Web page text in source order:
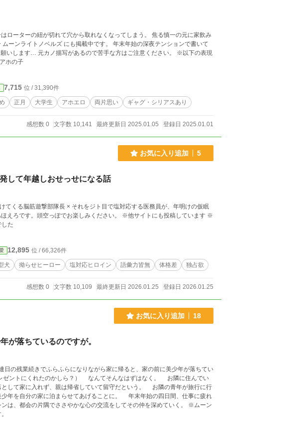
ローターの紐が切れて穴から取れなくなってしまう。 焦る慎一の元に家飲み
ください。 ※以下の表現
ホの子
7,715 位 / 31,390件
正月 大学生 アホエロ 両片思い ギャグ・シリアスあり
感想数 0 文字数 10,141 最終更新日 2025.01.05 登録日 2025.01.01
お気に入り追加 5
して年越しおせっせになる話
てくる脳筋遊撃部隊長 × それをジト目で塩対応する医務員が、年明けの仮眠
ぽでお楽しみください。 ※他サイトにも投稿しています ※
た
12,895 位 / 66,326件
犬 拗らせヒーロー 塩対応ヒロイン 語彙力皆無 体格差 独占欲
感想数 0 文字数 10,109 最終更新日 2026.01.25 登録日 2026.01.25
お気に入り追加 18
が落ちているのですが。
の残業続きでふらふらになりながら家に帰ると、家の前に美少年が落ちてい
として家に入れず、親は帰省していて留守だという。 お隣の青年が旅行に行
に泊まらせてあげることに。 年末年始の四日間、仕事に疲れ
、都会の片隅でささやかな心の交流をしてその仲を深めていく。 ※ムーン